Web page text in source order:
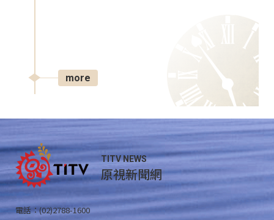
more
TITV NEWS
原視新聞網
電話：(02)2788-1600